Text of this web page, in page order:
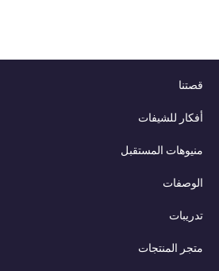
قصتنا
أفكار للشيفات
منيوهات المستقبل
الوصفات
تدريبات
متجر المنتجات